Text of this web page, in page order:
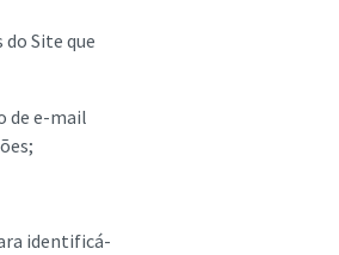
Site que
de e-mail
identificá-